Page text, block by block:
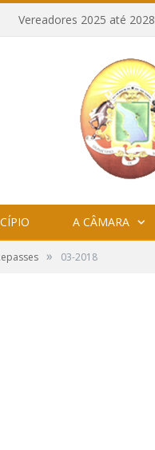
Vereadores 2025 até 2028
A CÂMARA
» 03-2018